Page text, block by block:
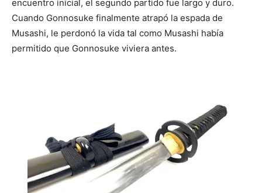
encuentro inicial, el segundo partido fue largo y duro.
Cuando Gonnosuke finalmente atrapó la espada de
Musashi, le perdonó la vida tal como Musashi había
permitido que Gonnosuke viviera antes.